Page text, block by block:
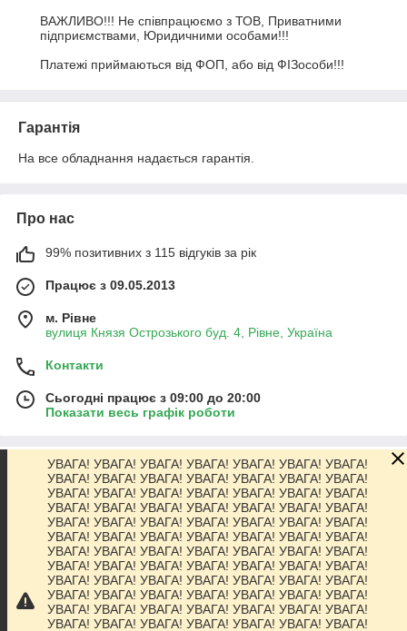
ВАЖЛИВО!!! Не співпрацюємо з ТОВ, Приватними
підприємствами, Юридичними особами!!!
Платежі приймаються від ФОП, або від ФІЗособи!!!
Гарантія
На все обладнання надається гарантія.
Про нас
99% позитивних з 115 відгуків за рік
Працює з 09.05.2013
м. Рівне
вулиця Князя Острозького буд. 4, Рівне, Україна
Контакти
Сьогодні працює з 09:00 до 20:00
Показати весь графік роботи
Про нас
Контакти
Доставка та оплата
Графік роботи
УВАГА! УВАГА! УВАГА! УВАГА! УВАГА! УВАГА! УВАГА!
УВАГА! УВАГА! УВАГА! УВАГА! УВАГА! УВАГА! УВАГА!
УВАГА! УВАГА! УВАГА! УВАГА! УВАГА! УВАГА! УВАГА!
УВАГА! УВАГА! УВАГА! УВАГА! УВАГА! УВАГА! УВАГА!
УВАГА! УВАГА! УВАГА! УВАГА! УВАГА! УВАГА! УВАГА!
УВАГА! УВАГА! УВАГА! УВАГА! УВАГА! УВАГА! УВАГА!
УВАГА! УВАГА! УВАГА! УВАГА! УВАГА! УВАГА! УВАГА!
УВАГА! УВАГА! УВАГА! УВАГА! УВАГА! УВАГА! УВАГА!
УВАГА! УВАГА! УВАГА! УВАГА! УВАГА! УВАГА! УВАГА!
УВАГА! УВАГА! УВАГА! УВАГА! УВАГА! УВАГА! УВАГА!
УВАГА! УВАГА! УВАГА! УВАГА! УВАГА! УВАГА! УВАГА!
УВАГА! УВАГА! УВАГА! УВАГА! УВАГА! УВАГА! УВАГА!